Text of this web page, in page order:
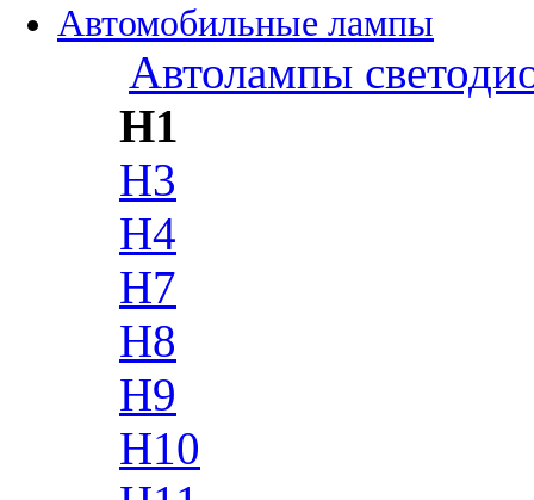
Автомобильные лампы
Автолампы
H1
H3
H4
H7
H8
H9
H10